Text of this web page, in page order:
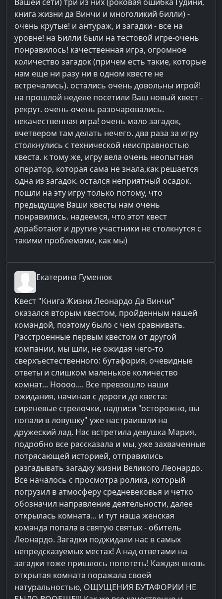
книга жизни да Винчи и многоликий билли) -
очень крутые! и антураж, и загадки - все на
уровне! на Билли были на тестовой игре-очень
понравилось! качественная игра, огромное
количество загадок (причем есть такие, которые
нам еще ни разу ни в одном квесте не
встречались). остались очень довольны игрой!
на прошлой неделе посетили Ваш новый квест -
рекрут. очень-очень разочаровались.
некачественная игра! очень мало загадок,
вчетвером там делать нечего. два раза за игру
столкнулись с технической неисправностью
квеста. к тому же, игру вела очень неопытная
оператор, которая сама не знала,как решается
одна из загадок. остался неприятный осадок.
пошли на эту игру только потому, что
предыдущие Ваши квесты нам очень
понравились. надеемся, что этот квест
доработают и другие участники не столкнутся с
такими проблемами, как мы)
Екатерина Гуменюк
Квест "Книга Жизни Леонардо Да Винчи"
оказался вторым квестом, пройденным нашей
командой, поэтому было с чем сравнивать.
Расстроенные первым квестом от другой
компании, мы шли, не ожидая чего-то
сверхъестественного: бутафория, очевидные
ответы и слишком маленькое количество
комнат... Ноооо.... Все превзошло наши
ожидания, начиная с дороги до квеста:
сиреневые стрелочки, надписи "осторожно, вы
попали в ловушку" уже настраивали на
дружеский лад. Нас встретила девушка Мария,
подробно все рассказала и мы, уже захваченные
потрясающей историей, отправились
разгадывать загадку жизни Великого Леонардо.
Все началось с просмотра ролика, который
погрузил в атмосферу средневековья и четко
обозначил направление деятельности, далее
открылась комната... и тут наша женская
команда попала в святую святых - обитель
Леонардо. Загадки поджидали нас в самых
непредсказуемых местах! А над ответами на
загадки тоже пришлось попотеть! Каждая вновь
открытая комната поражала своей
натуральностью, ОЩУЩЕНИЯ БУТАФОРИИ НЕ